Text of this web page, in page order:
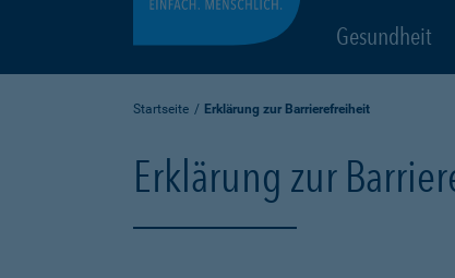
Gesundheit
Startseite Erklärung zur Barrierefreiheit
Erklärung zur